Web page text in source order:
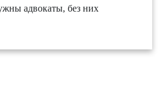
адвокаты, без них